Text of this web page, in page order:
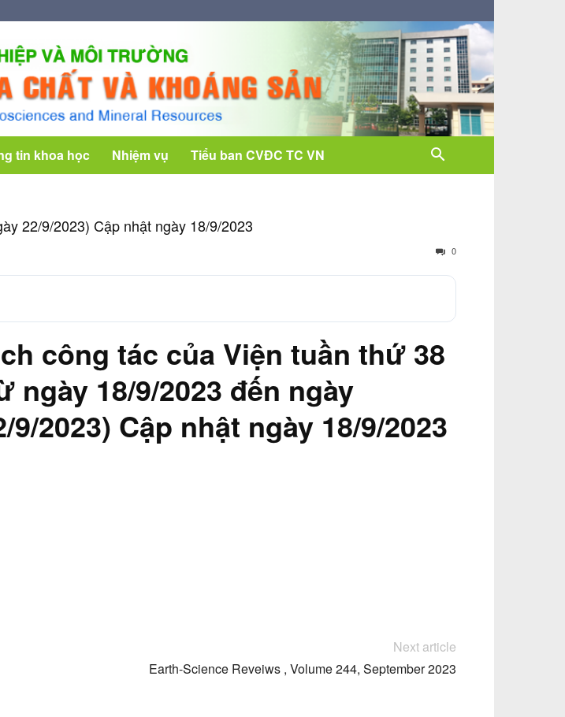
tin khoa học Nhiệm vụ Tiểu ban CVĐC TC VN
22/9/2023) Cập nhật ngày 18/9/2023
0
công tác của Viện tuần thứ 38
ngày 18/9/2023 đến ngày
9/2023) Cập nhật ngày 18/9/2023
Next article
Earth-Science Reveiws , Volume 244, September 2023